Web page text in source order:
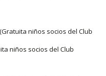
niños socios del Club
niños socios del Club